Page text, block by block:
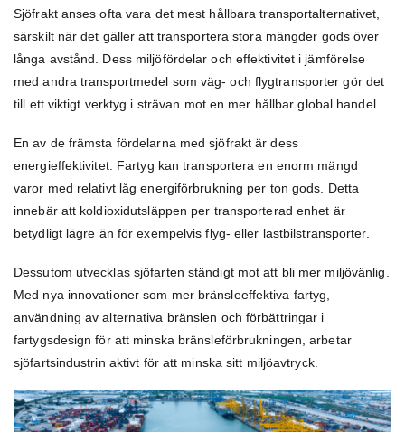
Sjöfrakt anses ofta vara det mest hållbara transportalternativet,
särskilt när det gäller att transportera stora mängder gods över
långa avstånd. Dess miljöfördelar och effektivitet i jämförelse
med andra transportmedel som väg- och flygtransporter gör det
till ett viktigt verktyg i strävan mot en mer hållbar global handel.
En av de främsta fördelarna med sjöfrakt är dess
energieffektivitet. Fartyg kan transportera en enorm mängd
varor med relativt låg energiförbrukning per ton gods. Detta
innebär att koldioxidutsläppen per transporterad enhet är
betydligt lägre än för exempelvis flyg- eller lastbilstransporter.
Dessutom utvecklas sjöfarten ständigt mot att bli mer miljövänlig.
Med nya innovationer som mer bränsleeffektiva fartyg,
användning av alternativa bränslen och förbättringar i
fartygsdesign för att minska bränsleförbrukningen, arbetar
sjöfartsindustrin aktivt för att minska sitt miljöavtryck.